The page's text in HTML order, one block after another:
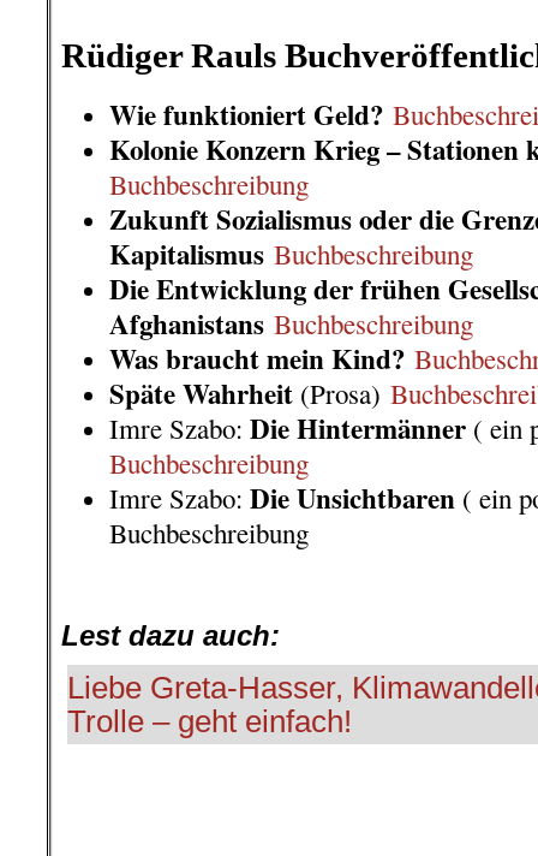
Rüdiger Rauls
Wie funktioniert Geld?
Kolonie Konzern Krieg –
Buchbeschreibung
Zukunft Sozialismus oder die
Kapitalismus Buchbeschreibung
Die Entwicklung der frühen
Afghanistans Buchbeschreibung
Was braucht mein Kind?
Späte Wahrheit (Prosa)
Imre Szabo: Die Hintermänner ( ein
Buchbeschreibung
Imre Szabo: Die Unsichtbaren ( ein
Buchbeschreibung
Lest dazu auch:
Liebe Greta-Hasser,
Trolle – geht einfach!